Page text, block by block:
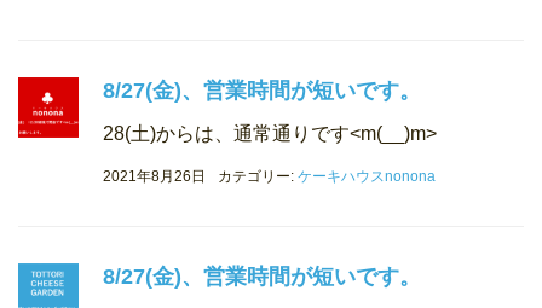
8/27(金)、営業時間が短いです。
28(土)からは、通常通りです<m(__)m>
2021年8月26日 カテゴリー: ケーキハウスnonona
8/27(金)、営業時間が短いです。